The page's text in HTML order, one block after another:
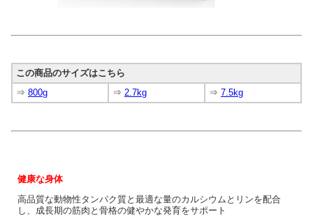
この商品のサイズはこちら
⇒ 800g ⇒ 2.7kg ⇒ 7.5kg
健康な身体
高品質な動物性タンパク質と最適な量のカルシウムとリンを配合
し、成長期の筋肉と骨格の健やかな発育をサポート